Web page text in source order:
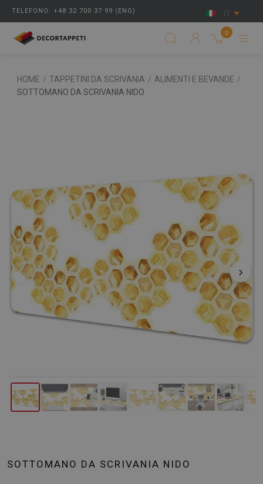
TELEFONO: +48 32 700 37 99 (ENG)
0
HOME / TAPPETINI DA SCRIVANIA / ALIMENTI E BEVANDE /
SOTTOMANO DA SCRIVANIA NIDO
‹ ›
SOTTOMANO DA SCRIVANIA NIDO